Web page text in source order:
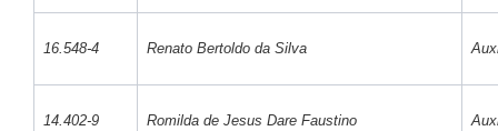
16.548-4 Renato Bertoldo da Silva
14.402-9 Romilda de Jesus Dare Faustino